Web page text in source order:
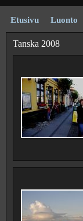
Etusivu Luonto
Tanska 2008